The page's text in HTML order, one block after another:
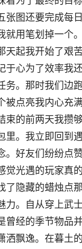
张图还要完成每
就用笔划掉一个
天起我开始了艰
于心为了效率我
务。那时我们边
被点亮我内心充
束的前两天我攒
里。我立即回到
。好友们纷纷点
觉光遇的玩家真
了隐藏的蜡烛点
力。自从穿上武
曾经的季节物品
洒飘逸。在暮土